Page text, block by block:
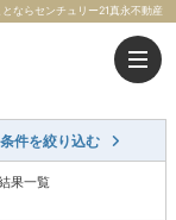
ならセンチュリー21真永不動産
件を絞り込む
果一覧